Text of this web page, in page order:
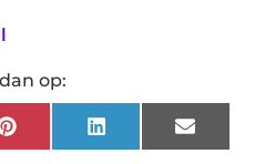
op:
PinterestLinkedIn Email